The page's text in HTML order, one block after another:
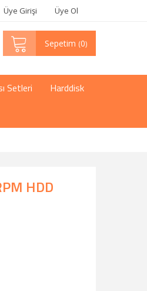
Üye Girişi Üye Ol
Sepetim 0
Setleri
Harddisk
HDD